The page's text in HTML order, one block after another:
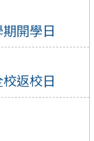
開學日
返校日